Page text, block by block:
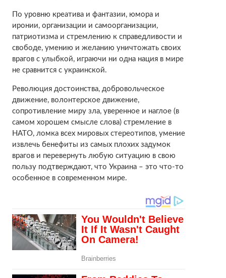
По уровню креатива и фантазии, юмора и
иронии, организации и самоорганизации,
патриотизма и стремлению к справедливости и
свободе, умению и желанию уничтожать своих
врагов с улыбкой, играючи ни одна нация в мире
не сравнится с украинской.
Революция достоинства, добровольческое
движение, волонтерское движение,
сопротивление миру зла, уверенное и наглое (в
самом хорошем смысле слова) стремление в
НАТО, ломка всех мировых стереотипов, умение
извлечь бенефиты из самых плохих задумок
врагов и перевернуть любую ситуацию в свою
пользу подтверждают, что Украина – это что-то
особенное в современном мире.